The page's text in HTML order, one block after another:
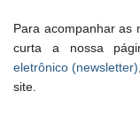
Para acompanhar as
curta a nossa
eletrônico (newsletter)
site.